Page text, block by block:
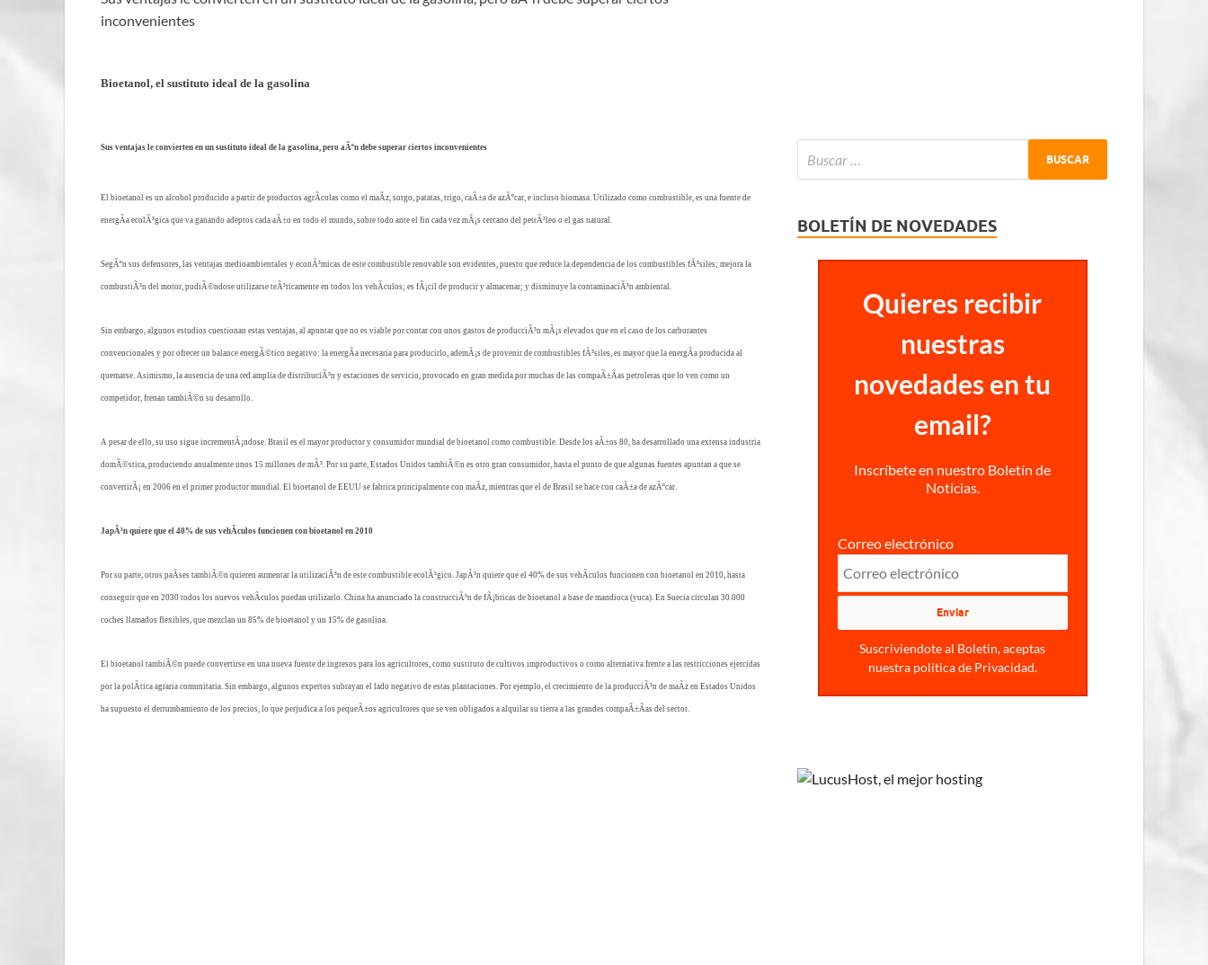
inconvenientes
Bioetanol, el sustituto ideal de la gasolina
Sus ventajas le convierten en un sustituto ideal de la gasolina, pero aÃºn debe superar ciertos inconvenientes
El bioetanol es un alcohol producido a partir de productos agrÃ­colas como el maÃ­z, sorgo, patatas, trigo, caÃ±a de azÃºcar, e incluso biomasa. Utilizado como combustible, es una fuente de
energÃ­a ecolÃ³gica que va ganando adeptos cada aÃ±o en todo el mundo, sobre todo ante el fin cada vez mÃ¡s cercano del petrÃ³leo o el gas natural.
SegÃºn sus defensores, las ventajas medioambientales y econÃ³micas de este combustible renovable son evidentes, puesto que reduce la dependencia de los combustibles fÃ³siles; mejora la
combustiÃ³n del motor, pudiÃ©ndose utilizarse teÃ³ricamente en todos los vehÃ­culos; es fÃ¡cil de producir y almacenar; y disminuye la contaminaciÃ³n ambiental.
Sin embargo, algunos estudios cuestionan estas ventajas, al apuntar que no es viable por contar con unos gastos de producciÃ³n mÃ¡s elevados que en el caso de los carburantes
convencionales y por ofrecer un balance energÃ©tico negativo: la energÃ­a necesaria para producirlo, ademÃ¡s de provenir de combustibles fÃ³siles, es mayor que la energÃ­a producida al
quemarse. Asimismo, la ausencia de una red amplia de distribuciÃ³n y estaciones de servicio, provocado en gran medida por muchas de las compaÃ±Ã­as petroleras que lo ven como un
competidor, frenan tambiÃ©n su desarrollo.
A pesar de ello, su uso sigue incrementÃ¡ndose. Brasil es el mayor productor y consumidor mundial de bioetanol como combustible. Desde los aÃ±os 80, ha desarrollado una extensa industria
domÃ©stica, produciendo anualmente unos 15 millones de mÂ³. Por su parte, Estados Unidos tambiÃ©n es otro gran consumidor, hasta el punto de que algunas fuentes apuntan a que se
convertirÃ¡ en 2006 en el primer productor mundial. El bioetanol de EEUU se fabrica principalmente con maÃ­z, mientras que el de Brasil se hace con caÃ±a de azÃºcar.
JapÃ³n quiere que el 40% de sus vehÃ­culos funcionen con bioetanol en 2010
Por su parte, otros paÃ­ses tambiÃ©n quieren aumentar la utilizaciÃ³n de este combustible ecolÃ³gico. JapÃ³n quiere que el 40% de sus vehÃ­culos funcionen con bioetanol en 2010, hasta
conseguir que en 2030 todos los nuevos vehÃ­culos puedan utilizarlo. China ha anunciado la construcciÃ³n de fÃ¡bricas de bioetanol a base de mandioca (yuca). En Suecia circulan 30.000
coches llamados flexibles, que mezclan un 85% de bioetanol y un 15% de gasolina.
El bioetanol tambiÃ©n puede convertirse en una nueva fuente de ingresos para los agricultores, como sustituto de cultivos improductivos o como alternativa frente a las restricciones ejercidas
por la polÃ­tica agraria comunitaria. Sin embargo, algunos expertos subrayan el lado negativo de estas plantaciones. Por ejemplo, el crecimiento de la producciÃ³n de maÃ­z en Estados Unidos
ha supuesto el derrumbamiento de los precios, lo que perjudica a los pequeÃ±os agricultores que se ven obligados a alquilar su tierra a las grandes compaÃ±Ã­as del sector.
BOLETÍN DE NOVEDADES
Quieres recibir
nuestras
novedades en tu
email?
Inscríbete en nuestro Boletín de
Noticias.
Correo electrónico
Suscriviendote al Boletin, aceptas
nuestra politica de Privacidad.